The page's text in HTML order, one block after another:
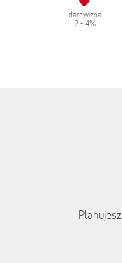
darowizna
2 - 4%
Planujesz